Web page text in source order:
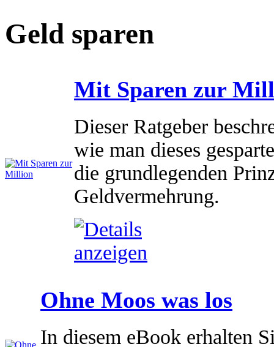
Geld sparen
Mit Sparen zur
Dieser Ratgeber
wie man dieses
die grundlegenden
Geldvermehrung.
Ohne Moos was los
In diesem eBook erhalten